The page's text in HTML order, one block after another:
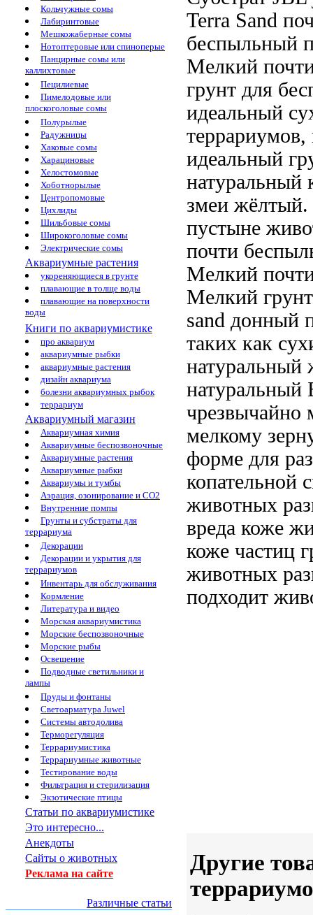
Кольчужные сомы
Лабиринтовые
Мешкожаберные сомы
Нотоптеровые или спиноперые
Панцирные сомы или
каллихтовые
Пецилиевые
Пимелодовые или
плоскоголовые сомы
Полурылые
Радужницы
Хаковые сомы
Харациновые
Хелостомовые
Хоботнорылые
Центропомовые
Цихлиды
Шильбовые сомы
Широкоголовые сомы
Электрические сомы
Аквариумные растения
укореняющиеся в грунте
плавающие в толще воды
плавающие на поверхности
воды
Книги по аквариумистике
про аквариум
аквариумные рыбки
аквариумные растения
дизайн аквариума
болезни аквариумных рыбок
террариум
Аквариумный магазин
Аквариумная химия
Аквариумные беспозвоночные
Аквариумные растения
Аквариумные рыбки
Аквариумы и тумбы
Аэрация, озонирование и CO2
Внутренние помпы
Грунты и субстраты для
террариума
Декорации
Декорации и укрытия для
террариумов
Инвентарь для обслуживания
Кормление
Литература и видео
Морская аквариумистика
Морские беспозвоночные
Морские рыбы
Освещение
Подводные светильники и
лампы
Пруды и фонтаны
Светоарматура Juwel
Системы автодолива
Терморегуляция
Террариумистика
Террариумные животные
Тестирование воды
Фильтрация и стерилизация
Экзотические птицы
Статьи по аквариумистике
Это интересно...
Анекдоты
Сайты о животных
Реклама на сайте
Различные статьи
Terra Sand
беспыльный
Мелкий
грунт для
идеальный
террариумов,
идеальный
натуральный
змеи
пустыне
почти
Мелкий
Мелкий
sand донный
таких как
натуральный
натуральный
чрезвычайно
мелкому
форме для
копательной
животных
вреда коже
коже частиц
животных
подходит
Другие